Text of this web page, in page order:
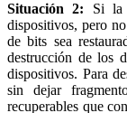
Situación 2: Si la
dispositivos, pero
de bits sea
destrucción de los
dispositivos. Para
sin dejar
recuperables que